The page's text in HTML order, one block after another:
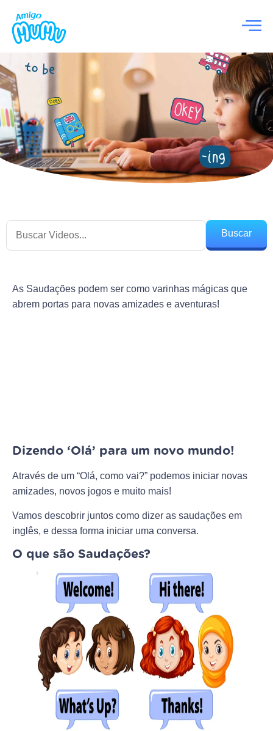
Buscar
As Saudações podem ser como varinhas mágicas que
abrem portas para novas amizades e aventuras!
Dizendo ‘Olá’ para um novo mundo!
Através de um “Olá, como vai?” podemos iniciar novas
amizades, novos jogos e muito mais!
Vamos descobrir juntos como dizer as saudações em
inglês, e dessa forma iniciar uma conversa.
O que são Saudações?